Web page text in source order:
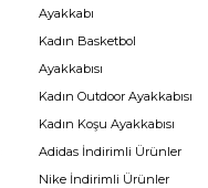
Ayakkabı
Kadın Basketbol
Ayakkabısı
Kadın Outdoor Ayakkabısı
Kadın Koşu Ayakkabısı
Adidas İndirimli Ürünler
Nike İndirimli Ürünler